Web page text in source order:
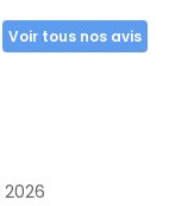
Voir tous nos avis
2026